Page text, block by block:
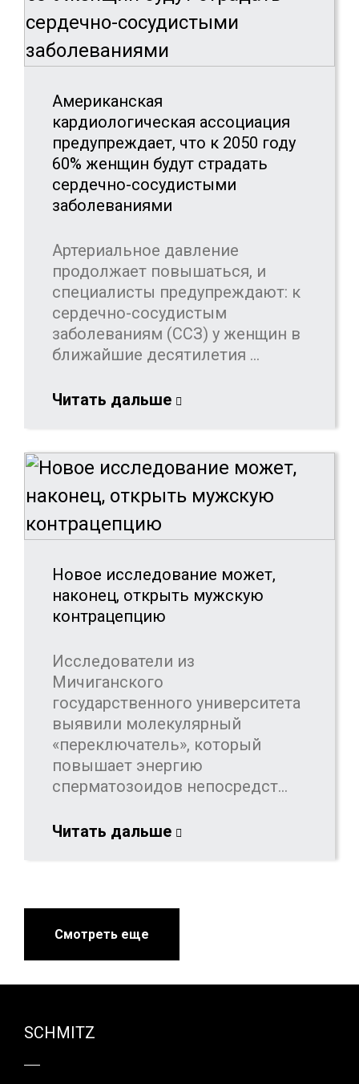
Американская
кардиологическая ассоциация
предупреждает, что к 2050 году
60% женщин будут страдать
сердечно-сосудистыми
заболеваниями
Артериальное давление
продолжает повышаться, и
специалисты предупреждают: к
сердечно-сосудистым
заболеваниям (ССЗ) у женщин в
ближайшие десятилетия ...
Читать дальше
Новое исследование может,
наконец, открыть мужскую
контрацепцию
Исследователи из
Мичиганского
государственного университета
выявили молекулярный
«переключатель», который
повышает энергию
сперматозоидов непосредст...
Читать дальше
Смотреть еще
SCHMITZ